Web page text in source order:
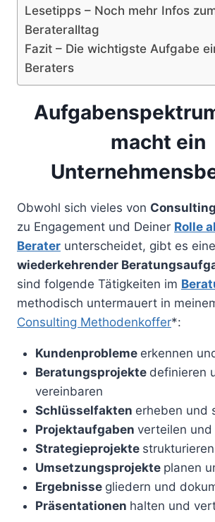
Lesetipps – Noch mehr Infos
Berateralltag
Fazit – Die wichtigste Aufgabe
Beraters
macht ein
Obwohl sich vieles von
zu Engagement und Deiner Rolle
Berater unterscheidet, gibt es
wiederkehrender
sind folgende Tätigkeiten im
methodisch untermauert in
Consulting Methodenkoffer*:
Kundenprobleme erkennen
Beratungsprojekte definieren
vereinbaren
Schlüsselfakten erheben und
Projektaufgaben verteilen und
Strategieprojekte
Umsetzungsprojekte planen
Ergebnisse gliedern und
Präsentationen halten und